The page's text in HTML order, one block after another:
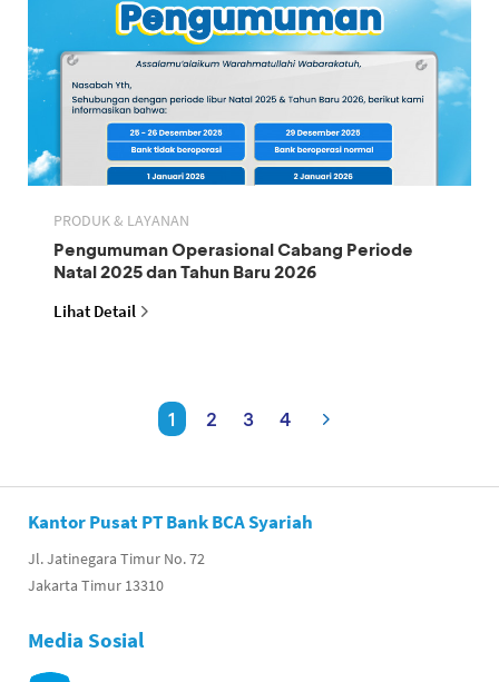
PRODUK & LAYANAN
Pengumuman Operasional Cabang Periode
Natal 2025 dan Tahun Baru 2026
Lihat Detail
1 2 3 4
Kantor Pusat PT Bank BCA Syariah
Jl. Jatinegara Timur No. 72
Jakarta Timur 13310
Media Sosial